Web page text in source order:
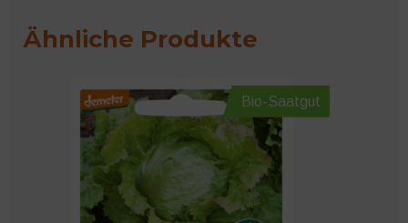
Ähnliche Produkte
Bio-Saatgut